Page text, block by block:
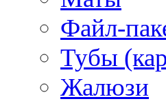
Файл-
Тубы
Жалюзи